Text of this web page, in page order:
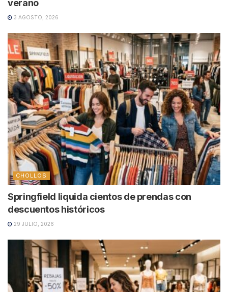
verano
3 AGOSTO, 2026
CHOLLOS
Springfield liquida cientos de prendas con
descuentos históricos
29 JULIO, 2026